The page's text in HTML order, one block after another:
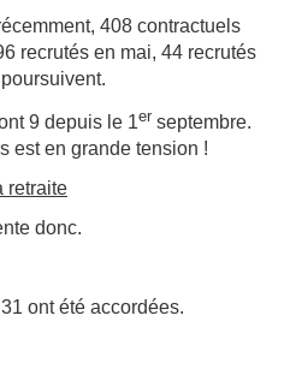
408 contractuels
recrutés en mai, 44 recrutés
9 depuis le 1er septembre.
est en grande tension !
retraite
donc.
ont été accordées.